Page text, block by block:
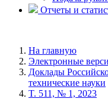
Отчеты и
На главную
Электронные
Доклады
технические науки
T. 511, № 1, 2023